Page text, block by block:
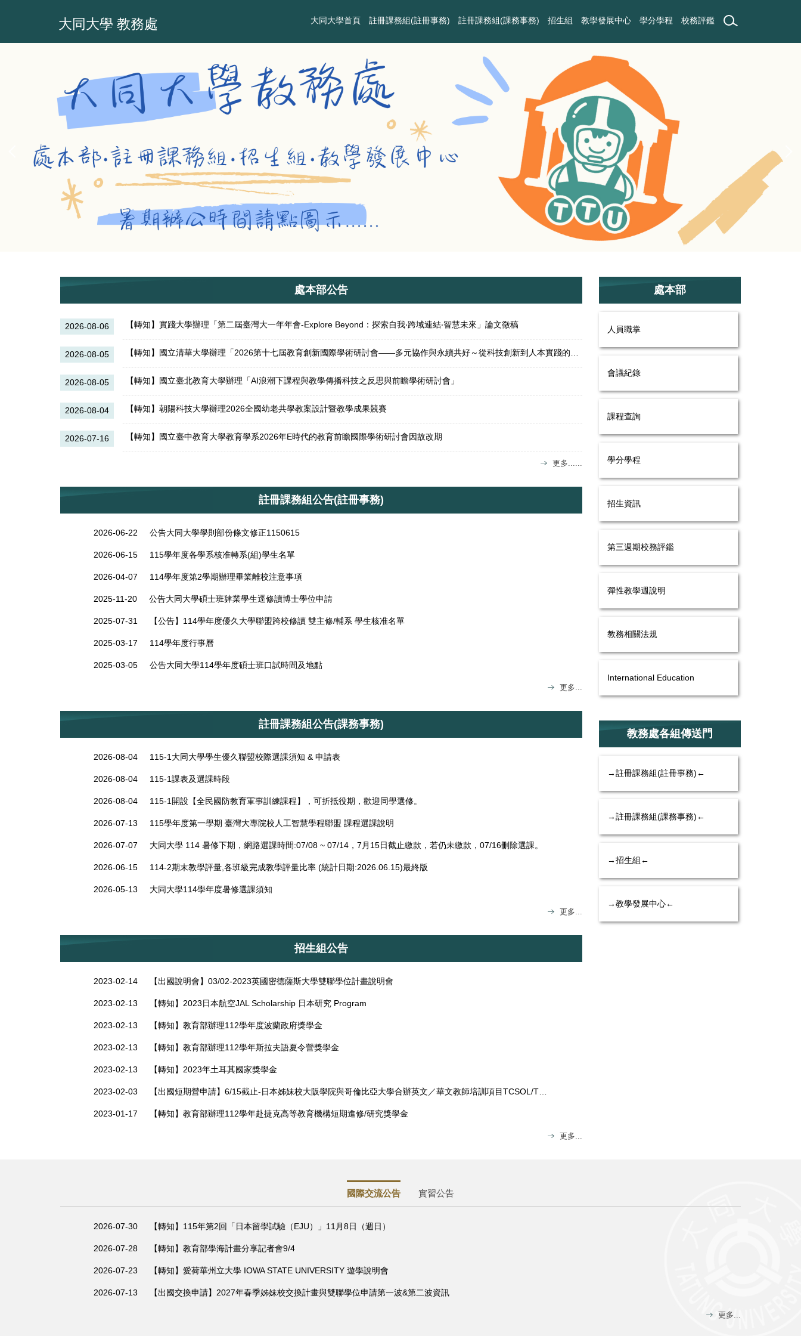
要
大同大學 教務處 大同大學首頁 註冊課務組(註冊事務) 註冊課務組(課務事務) 招生組 教學發展中心 學分學程 校務評鑑
處本部公告
2026-08-06 【轉知】實踐大學辦理「第二屆臺灣大一年年會-Explore Beyond：探索自我‧跨域連結‧智慧未來」論文徵稿
2026-08-05
2026-08-05 【轉知】國立臺北教育大學辦理「AI浪潮下課程與教學傳播科技之反思與前瞻學術研討會」
2026-08-04 【轉知】朝陽科技大學辦理2026全國幼老共學教案設計暨教學成果競賽
2026-07-16 【轉知】國立臺中教育大學教育學系2026年E時代的教育前瞻國際學術研討會因故改期
更多......
註冊課務組公告(註冊事務)
2026-06-22 公告大同大學學則部份條文修正1150615
2026-06-15 115學年度各學系核准轉系(組)學生名單
2026-04-07 114學年度第2學期辦理畢業離校注意事項
2025-11-20 公告大同大學碩士班肄業學生逕修讀博士學位申請
2025-07-31 【公告】114學年度優久大學聯盟跨校修讀 雙主修/輔系 學生核准名單
2025-03-17 114學年度行事曆
2025-03-05 公告大同大學114學年度碩士班口試時間及地點
更多...
註冊課務組公告(課務事務)
2026-08-04 115-1大同大學學生優久聯盟校際選課須知 & 申請表
2026-08-04 115-1課表及選課時段
2026-08-04 115-1開設【全民國防教育軍事訓練課程】，可折抵役期，歡迎同學選修。
2026-07-13 115學年度第一學期 臺灣大專院校人工智慧學程聯盟 課程選課說明
2026-07-07 大同大學 114 暑修下期，網路選課時間:07/08 ~ 07/14，7月15日截止繳款，若仍未繳款，07/16刪除選課。
2026-06-15 114-2期末教學評量,各班級完成教學評量比率 (統計日期:2026.06.15)最終版
2026-05-13 大同大學114學年度暑修選課須知
更多...
招生組公告
2023-02-14 【出國說明會】03/02-2023英國密德薩斯大學雙聯學位計畫說明會
2023-02-13 【轉知】2023日本航空JAL Scholarship 日本研究 Program
2023-02-13 【轉知】教育部辦理112學年度波蘭政府獎學金
2023-02-13 【轉知】教育部辦理112學年斯拉夫語夏令營獎學金
2023-02-13 【轉知】2023年土耳其國家獎學金
2023-02-03 【出國短期營申請】6/15截止-日本姊妹校大阪學院與哥倫比亞大學合辦英文／華文教師培訓項目TCSOL/TESOL 2023 Summer Program
2023-01-17 【轉知】教育部辦理112學年赴捷克高等教育機構短期進修/研究獎學金
更多...
處本部
人員職掌
會議紀錄
課程查詢
學分學程
招生資訊
第三週期校務評鑑
彈性教學週說明
教務相關法規
International Education
教務處各組傳送門
→註冊課務組(註冊事務)←
→註冊課務組(課務事務)←
→招生組←
→教學發展中心←
國際交流公告 實習公告
2026-07-30 【轉知】115年第2回「日本留學試驗（EJU）」11月8日（週日）
2026-07-28 【轉知】教育部學海計畫分享記者會9/4
2026-07-23 【轉知】愛荷華州立大學 IOWA STATE UNIVERSITY 遊學說明會
2026-07-13 【出國交換申請】2027年春季姊妹校交換計畫與雙聯學位申請第一波&第二波資訊
更多...